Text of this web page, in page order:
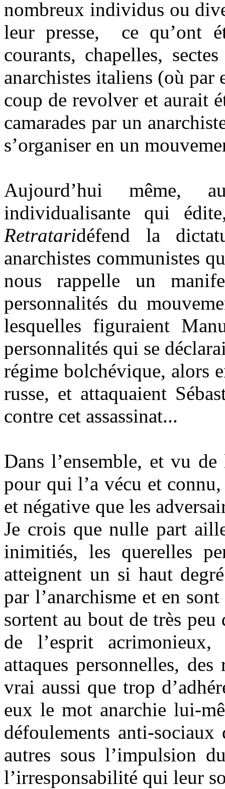
nombreux individus ou
leur presse, ce qu’ont
courants, chapelles,
anarchistes italiens (où par
coup de revolver et aurait
camarades par un
s’organiser en un
Aujourd’hui même,
individualisante qui
Retrataridéfend la
anarchistes communistes
nous rappelle un
personnalités du
lesquelles figuraient
personnalités qui se
régime bolchévique, alors
russe, et attaquaient
contre cet assassinat...
Dans l’ensemble, et vu
pour qui l’a vécu et
et négative que les
Je crois que nulle part
inimitiés, les querelles
atteignent un si haut
par l’anarchisme et en
sortent au bout de très peu
de l’esprit acrimonieux,
attaques personnelles,
vrai aussi que trop
eux le mot anarchie lui-
défoulements anti-
autres sous l’impulsion
l’irresponsabilité qui leur